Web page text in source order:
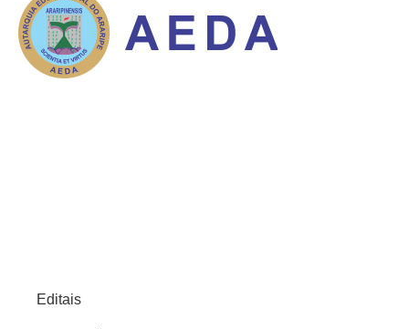
Editais